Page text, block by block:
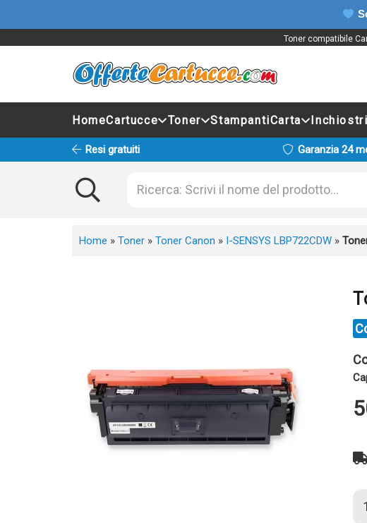
Toner compatibile
HomeCartucce Toner StampantiCarta Inchiostri
Resi gratuiti Garanzia 24
Home » Toner » Toner Canon » I-SENSYS LBP722CDW »